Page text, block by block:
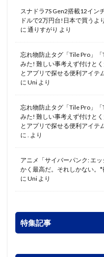
スナドラ7S Gen2搭載12イン
ドルで2万円台!日本で買うよ
に 通りすがり より
忘れ物防止タグ「Tile Pro」
みた! 難しい事考えず付けと
とアプリで探せる便利アイテ
に Uni より
忘れ物防止タグ「Tile Pro」
みた! 難しい事考えず付けと
とアプリで探せる便利アイテ
に . より
アニメ「サイバーパンク: エ
かく最高だ。それしかない。*
に Uni より
特集記事